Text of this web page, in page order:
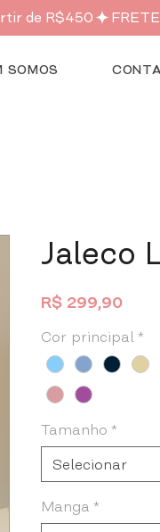
SOMOS
Jaleco
R$ 299,90Preço
Cor principal *
Tamanho *
Selecionar
Manga *